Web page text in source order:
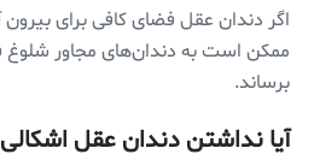
اگر دندان عقل فضای کافی برای بیرون
ممکن است به دندان‌های مجاور شلوغ
برساند.
آیا نداشتن دندان عقل اشکالی